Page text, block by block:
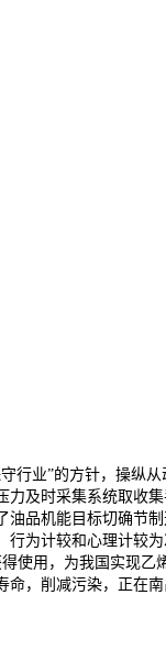
”的方针，操纵从
及时采集系统取收
品机能目标切确节
为计较和心理计较
使用，为我国实现
，削减污染，正在